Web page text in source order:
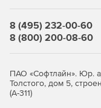
настройки
Экспорт данных
8 (495) 232-00-60
8 (800) 200-08-60
ПАО «Софтлайн». Юр.
Толстого, дом 5,
(А-311)